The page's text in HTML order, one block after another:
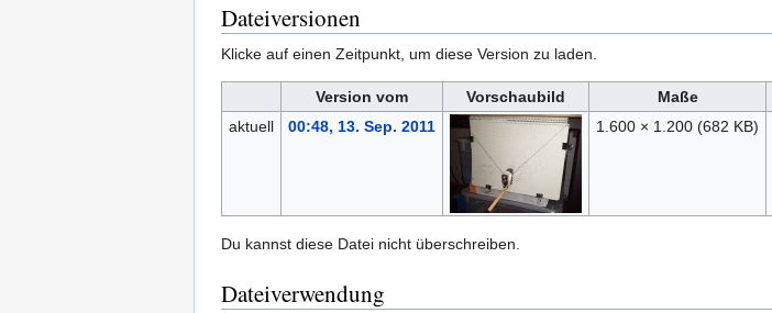
Dateiversionen
Klicke auf einen Zeitpunkt, um diese Version zu laden.
Version vom Vorschaubild Maße
aktuell
00:48, 13. Sep. 2011 1.600 × 1.200 (682 KB)
Du kannst diese Datei nicht überschreiben.
Dateiverwendung